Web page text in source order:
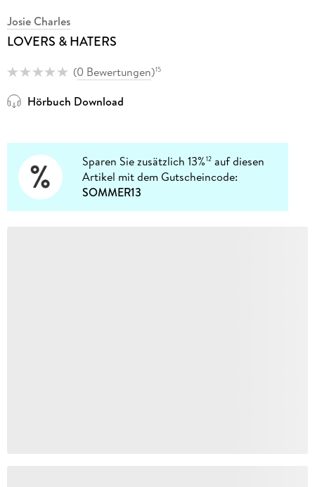
Josie Charles
LOVERS & HATERS
(0 Bewertungen)15
Hörbuch Download
Sparen Sie zusätzlich 13%12 auf diesen
Artikel mit dem Gutscheincode:
SOMMER13